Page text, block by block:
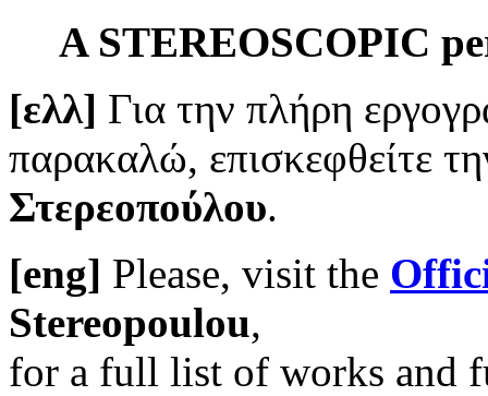
A STEREOSCOPIC
[ελλ] Για την πλήρη
παρακαλώ, επισκεφθείτε
Στερεοπούλου.
[eng] Please, visit the
Stereopoulou,
for a full list of works and